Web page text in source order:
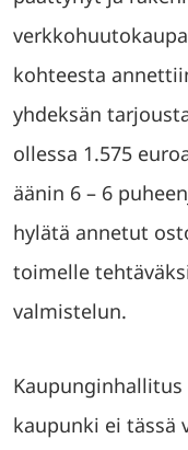
kohteesta
yhdeksän
ollessa 1.575
äänin 6 – 6
hylätä annetut
toimelle
valmistelun.
kaupunki ei tässä